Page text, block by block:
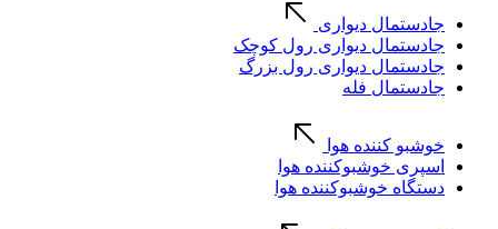
جادستمال دیواری
جادستمال دیواری رول کوچک
جادستمال دیواری رول بزرگ
جادستمال فله
خوشبو کننده هوا
اسپری خوشبوکننده هوا
دستگاه خوشبوکننده هوا